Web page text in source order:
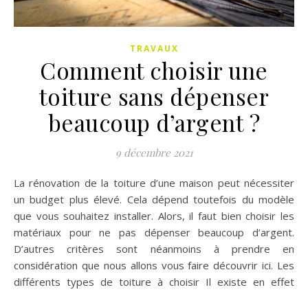
TRAVAUX
Comment choisir une
toiture sans dépenser
beaucoup d’argent ?
9 décembre 2021
La rénovation de la toiture d’une maison peut nécessiter
un budget plus élevé. Cela dépend toutefois du modèle
que vous souhaitez installer. Alors, il faut bien choisir les
matériaux pour ne pas dépenser beaucoup d’argent.
D’autres critères sont néanmoins à prendre en
considération que nous allons vous faire découvrir ici. Les
différents types de toiture à choisir Il existe en effet